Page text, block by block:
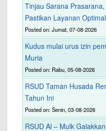
Tinjau Sarana
Pastikan Layanan Optimal
Posted on: Jumat, 07-08-2026
Kudus mulai urus izin
Muria
Posted on: Rabu, 05-08-2026
RSUD Taman Husada
Tahun Ini
Posted on: Senin, 03-08-2026
RSUD Al – Mulk